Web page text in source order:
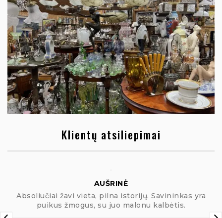
Klientų atsiliepimai
Absoliučiai žavi vieta, pilna istorijų. Savininkas yra
puikus žmogus, su juo malonu kalbėtis.
AUŠRINĖ